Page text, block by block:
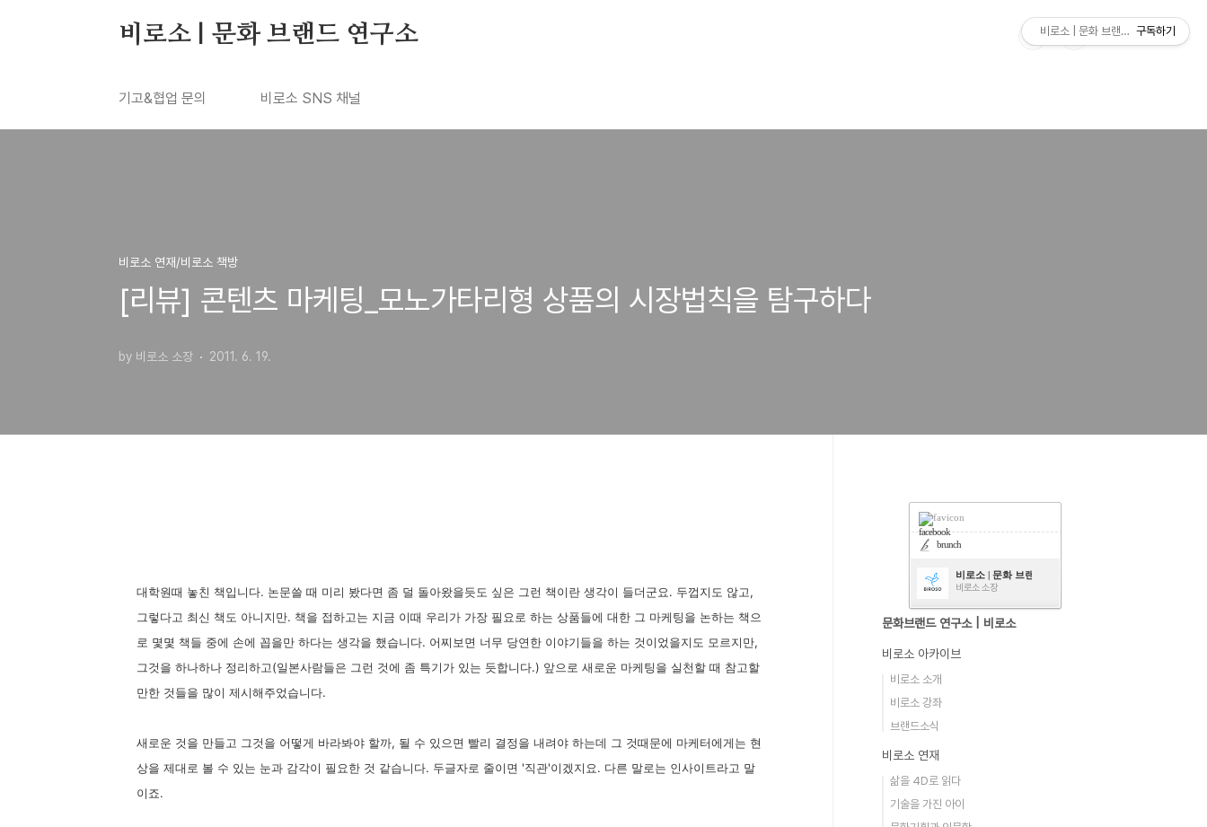
비로소 | 문화 브랜드 연구소
기고&협업 문의 비로소 SNS 채널
비로소 연재/비로소 책방
[리뷰] 콘텐츠 마케팅_모노가타리형 상품의 시장법칙을 탐구하다
by 비로소 소장 2011. 6. 19.
대학원때 놓친 책입니다. 논문쓸 때 미리 봤다면 좀 덜 돌아왔을듯도 싶은 그런 책이란 생각이 들더군요. 두껍지도 않고,
그렇다고 최신 책도 아니지만. 책을 접하고는 지금 이때 우리가 가장 필요로 하는 상품들에 대한 그 마케팅을 논하는 책으
로 몇몇 책들 중에 손에 꼽을만 하다는 생각을 했습니다. 어찌보면 너무 당연한 이야기들을 하는 것이었을지도 모르지만,
그것을 하나하나 정리하고(일본사람들은 그런 것에 좀 특기가 있는 듯합니다.) 앞으로 새로운 마케팅을 실천할 때 참고할
만한 것들을 많이 제시해주었습니다.
새로운 것을 만들고 그것을 어떻게 바라봐야 할까, 될 수 있으면 빨리 결정을 내려야 하는데 그 것때문에 마케터에게는 현
상을 제대로 볼 수 있는 눈과 감각이 필요한 것 같습니다. 두글자로 줄이면 '직관'이겠지요. 다른 말로는 인사이트라고 말
이죠.
facebook
brunch
비로소 | 문화 브랜드 연구소
비로소 소장
문화브랜드 연구소 | 비로소
비로소 아카이브
비로소 소개
비로소 강좌
브랜드소식
비로소 연재
삶을 4D로 읽다
기술을 가진 아이
비로소 | 문화 브랜드 연구소
구독하기